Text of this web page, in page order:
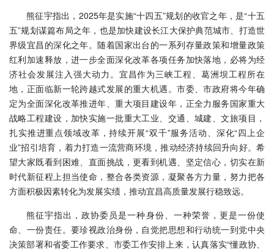
熊征宇指出，2025年是实施“十四五”规划的收官之年，是“十五
五”规划谋篇布局之年，也是加快建设长江大保护典范城市、打造世
界级宜昌的深化之年。随着国家出台的一系列存量政策和增量政策
红利加速释放，进一步全面深化改革各项任务加快落地，必将为经
济社会发展注入强大动力。宜昌作为三峡工程、葛洲坝工程所在
地，正面临新一轮跨越式发展的重大机遇。市委、市政府将今年确
定为全面深化改革推进年、重大项目建设年，正全力服务国家重大
战略工程建设，加快实施一批重大工业、交通、城建、文旅项目，
扎实推进重点领域改革，持续开展“双千”服务活动、深化“四上企
业”招引培育，着力打造一流营商环境，推动经济持续回升向好。希
望大家既看到困难、直面挑战，更看到机遇、坚定信心，切实在新
时代新征程上担当使命，整合各类资源，凝聚各方力量，努力把各
方面积极因素转化为发展实绩，推动宜昌高质量发展行稳致远。
熊征宇指出，政协委员是一种身份、一种荣誉，更是一份使
命、一份责任。要珍视政治身份，自觉把思想和行动统一到党中央
决策部署和省委工作要求、市委工作安排上来，认真落实“懂政协、